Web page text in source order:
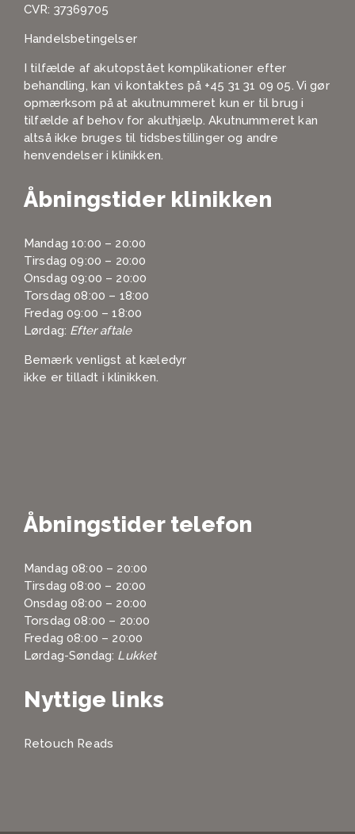
CVR: 37369705
Handelsbetingelser
I tilfælde af akutopstået komplikationer efter
behandling, kan vi kontaktes på +45 31 31 09 05. Vi gør
opmærksom på at akutnummeret kun er til brug i
tilfælde af behov for akuthjælp. Akutnummeret kan
altså ikke bruges til tidsbestillinger og andre
henvendelser i klinikken.
Åbningstider klinikken
Mandag 10:00 – 20:00
Tirsdag 09:00 – 20:00
Onsdag 09:00 – 20:00
Torsdag 08:00 – 18:00
Fredag 09:00 – 18:00
Lørdag: Efter aftale
Bemærk venligst at kæledyr
ikke er tilladt i klinikken.
Åbningstider telefon
Mandag 08:00 – 20:00
Tirsdag 08:00 – 20:00
Onsdag 08:00 – 20:00
Torsdag 08:00 – 20:00
Fredag 08:00 – 20:00
Lørdag-Søndag: Lukket
Nyttige links
Retouch Reads